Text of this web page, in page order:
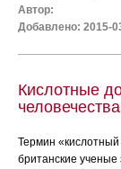
Автор:
Добавлено: 2015-
Кислотные
человечества
Термин «кислотный
британские ученые